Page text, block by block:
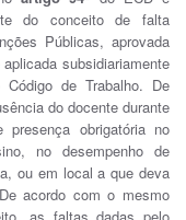
do conceito de falta
Públicas, aprovada
subsidiariamente
de Trabalho. De
do docente durante
obrigatória no
no desempenho de
ou em local a que deva
acordo com o mesmo